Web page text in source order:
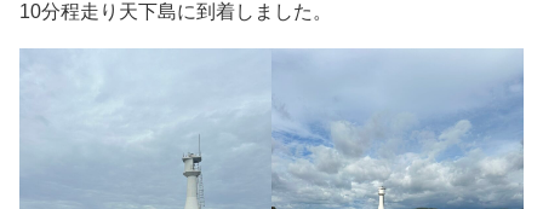
10分程走り天下島に到着しました。